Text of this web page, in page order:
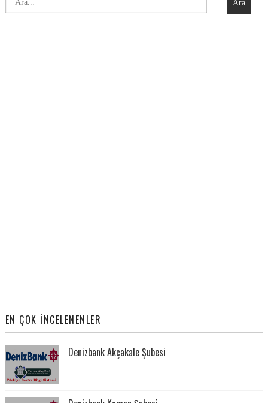
Ara
EN ÇOK İNCELENENLER
Denizbank Akçakale Şubesi